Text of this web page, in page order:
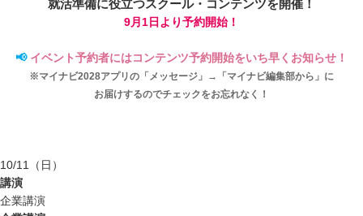
就活準備に役立つスクール・コンテンツを開催！
9月1日より予約開始！
📢 イベント予約者にはコンテンツ予約開始をいち早くお知らせ！
※マイナビ2028アプリの「メッセージ」→「マイナビ編集部から」に
お届けするのでチェックをお忘れなく！
10/11
（日）
講演
企業講演